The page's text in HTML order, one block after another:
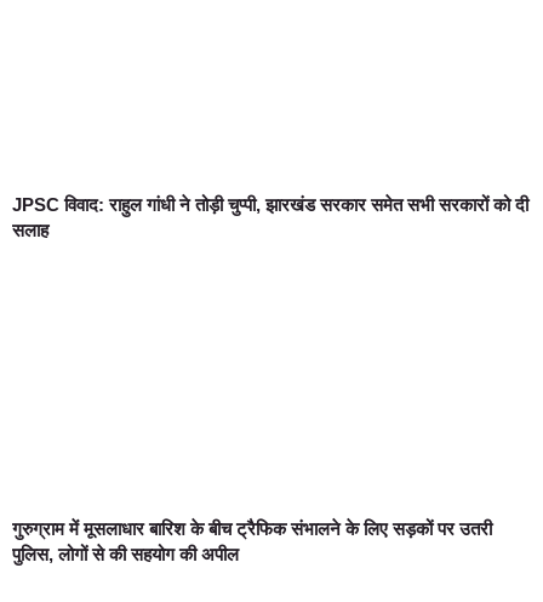
JPSC विवाद: राहुल गांधी ने तोड़ी चुप्पी, झारखंड सरकार समेत सभी सरकारों को दी
सलाह
गुरुग्राम में मूसलाधार बारिश के बीच ट्रैफिक संभालने के लिए सड़कों पर उतरी
पुलिस, लोगों से की सहयोग की अपील